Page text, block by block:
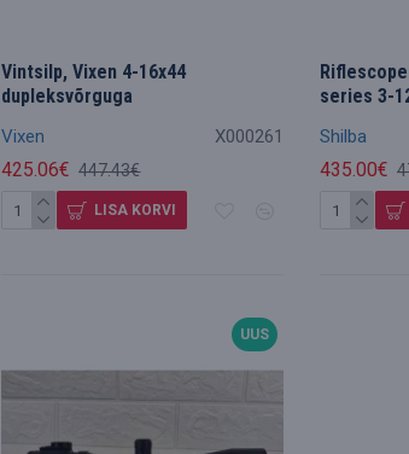
Vixen X000261
Vintsilp, Vixen 4-16x44
dupleksvõrguga
425.06€ 447.43€
LISA KORVI
Shilba
Riflescope
series 3-
435.00€
UUS